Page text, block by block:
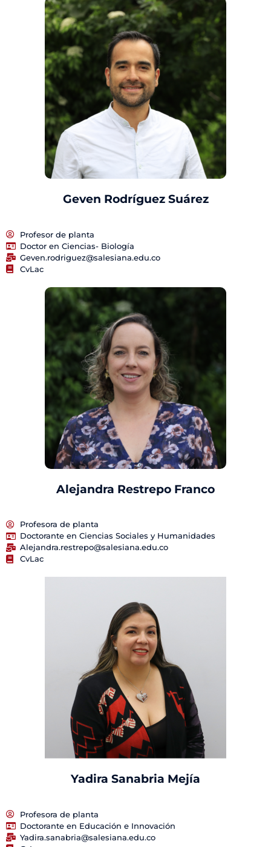
Geven Rodríguez Suárez
Profesor de planta
Doctor en Ciencias- Biología
Geven.rodriguez@salesiana.edu.co
CvLac
Alejandra Restrepo Franco
Profesora de planta
Doctorante en Ciencias Sociales y Humanidades
Alejandra.restrepo@salesiana.edu.co
CvLac
Yadira Sanabria Mejía
Profesora de planta
Doctorante en Educación e Innovación
Yadira.sanabria@salesiana.edu.co